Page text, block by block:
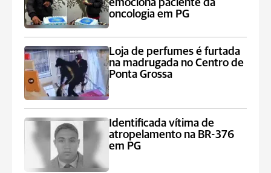
emociona paciente da
oncologia em PG
Loja de perfumes é furtada
na madrugada no Centro de
Ponta Grossa
Identificada vítima de
atropelamento na BR-376
em PG